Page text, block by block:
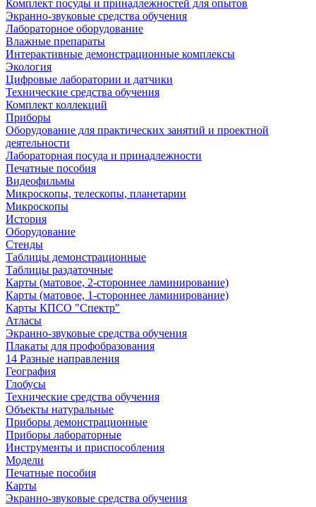
Комплект посуды и принадлежностей для опытов
Экранно-звуковые средства обучения
Лабораторное оборудование
Влажные препараты
Интерактивные демонстрационные комплексы
Экология
Цифровые лаборатории и датчики
Технические средства обучения
Комплект коллекций
Приборы
Оборудование для практических занятий и проектной
деятельности
Лабораторная посуда и принадлежности
Печатные пособия
Видеофильмы
Микроскопы, телескопы, планетарии
Микроскопы
История
Оборудование
Стенды
Таблицы демонстрационные
Таблицы раздаточные
Карты (матовое, 2-стороннее ламинирование)
Карты (матовое, 1-стороннее ламинирование)
Карты КПСО "Спектр"
Атласы
Экранно-звуковые средства обучения
Плакаты для профобразования
14 Разные направления
География
Глобусы
Технические средства обучения
Объекты натуральные
Приборы демонстрационные
Приборы лабораторные
Инструменты и приспособления
Модели
Печатные пособия
Карты
Экранно-звуковые средства обучения